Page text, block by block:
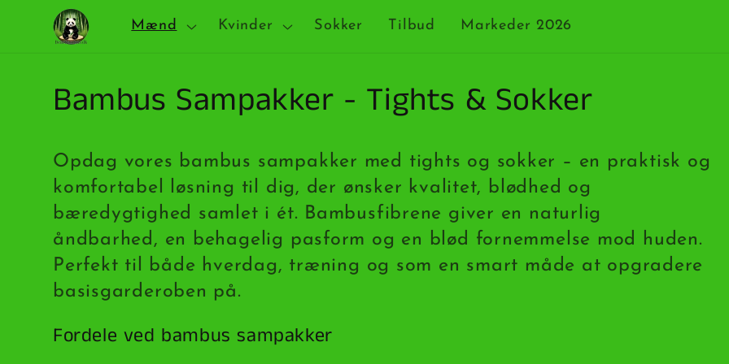
Gå til
indhold
Mænd Kvinder Sokker Tilbud Markeder 2026
K
o
l
l
e
k
t
Bambus Sampakker - Tights & Sokker
Opdag vores bambus sampakker med tights og sokker – en praktisk og
komfortabel løsning til dig, der ønsker kvalitet, blødhed og
bæredygtighed samlet i ét. Bambusfibrene giver en naturlig
åndbarhed, en behagelig pasform og en blød fornemmelse mod huden.
Perfekt til både hverdag, træning og som en smart måde at opgradere
basisgarderoben på.
Fordele ved bambus sampakker